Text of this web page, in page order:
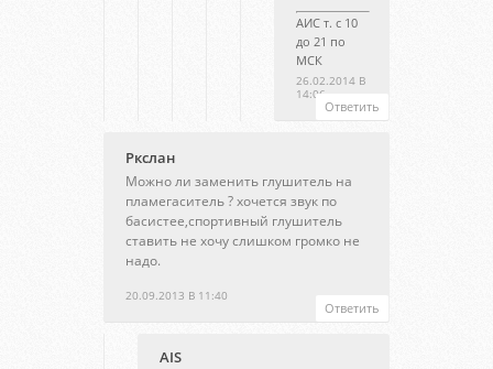
26.02.2014 В
14:06
АИС т. с 10
до 21 по
МСК
Ответить
Ркслан
20.09.2013 В 11:40
Можно ли заменить глушитель на
пламегаситель ? хочется звук по
басистее,спортивный глушитель
ставить не хочу слишком громко не
надо.
Ответить
AIS